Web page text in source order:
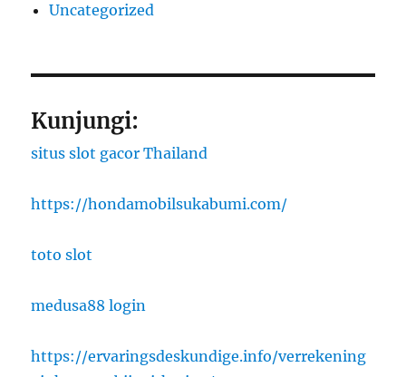
Uncategorized
Kunjungi:
situs slot gacor Thailand
https://hondamobilsukabumi.com/
toto slot
medusa88 login
https://ervaringsdeskundige.info/verrekening